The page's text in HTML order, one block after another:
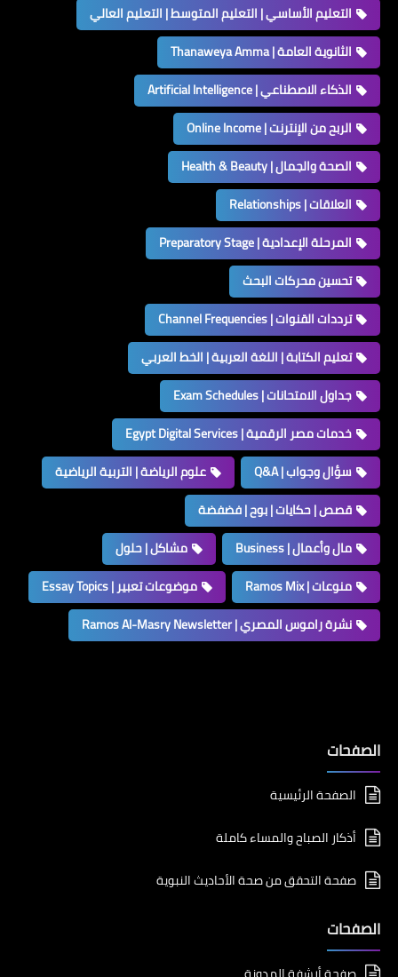
التعليم الأساسي | التعليم المتوسط | التعليم العالي
الثانوية العامة | Thanaweya Amma
الذكاء الاصطناعي | Artificial Intelligence
الربح من الإنترنت | Online Income
الصحة والجمال | Health & Beauty
العلاقات | Relationships
المرحلة الإعدادية | Preparatory Stage
تحسين محركات البحث
ترددات القنوات | Channel Frequencies
تعليم الكتابة | اللغة العربية | الخط العربي
جداول الامتحانات | Exam Schedules
خدمات مصر الرقمية | Egypt Digital Services
سؤال وجواب | Q&A
علوم الرياضة | التربية الرياضية
قصص | حكايات | بوح | فضفضة
مال وأعمال | Business
مشاكل | حلول
منوعات | Ramos Mix
موضوعات تعبير | Essay Topics
نشرة راموس المصري | Ramos Al-Masry Newsletter
الصفحات
الصفحة الرئيسية
أذكار الصباح والمساء كاملة
صفحة التحقق من صحة الأحاديث النبوية
الصفحات